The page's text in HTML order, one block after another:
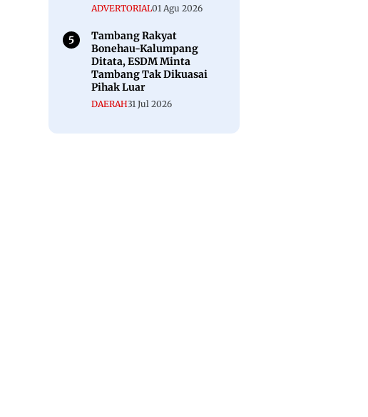
ADVERTORIAL01 Agu 2026
Tambang Rakyat
Bonehau-Kalumpang
Ditata, ESDM Minta
Tambang Tak Dikuasai
Pihak Luar
DAERAH31 Jul 2026